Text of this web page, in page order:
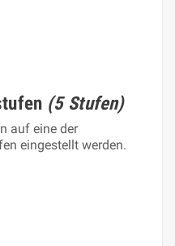
(5 Stufen)
auf eine der
eingestellt werden.